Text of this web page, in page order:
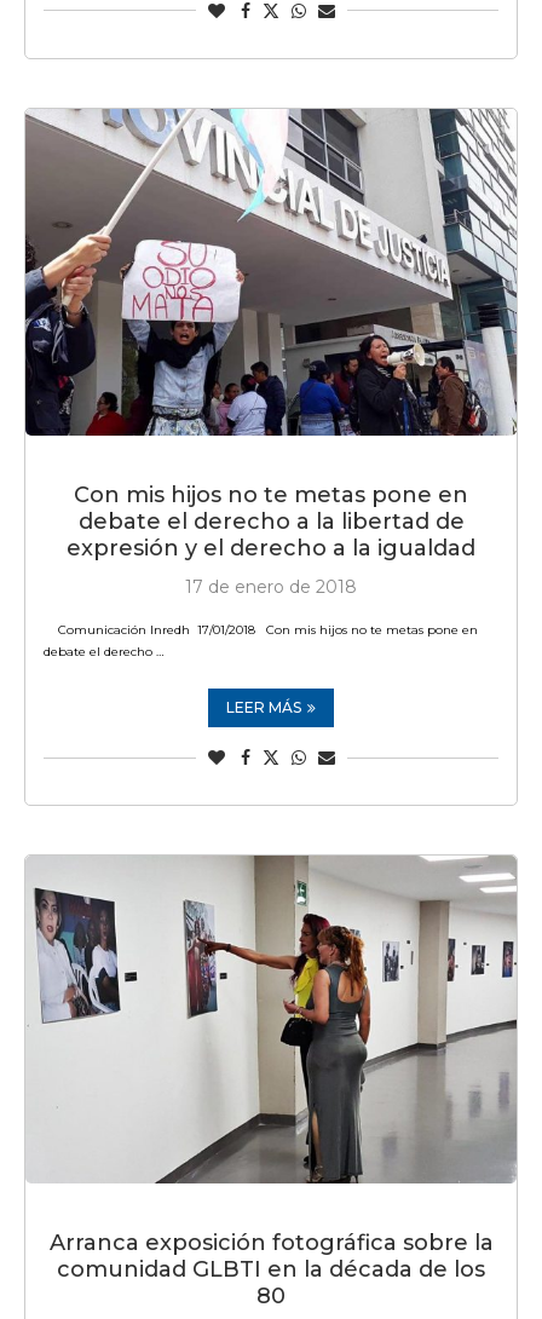
Con mis hijos no te metas pone en
debate el derecho a la libertad de
expresión y el derecho a la igualdad
17 de enero de 2018
Comunicación Inredh 17/01/2018 Con mis hijos no te metas pone en
debate el derecho …
LEER MÁS
Arranca exposición fotográfica sobre la
comunidad GLBTI en la década de los
80